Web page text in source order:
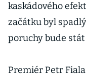
kaskádového
začátku byl
poruchy bude
Premiér Petr